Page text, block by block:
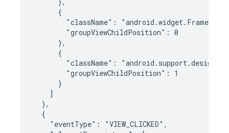
      {
"className":
        "groupViewChildPosition": 0
      },
      {
"className":
        "groupViewChildPosition": 1
      }
    ]
  },
  {
    "eventType": "VIEW_CLICKED",